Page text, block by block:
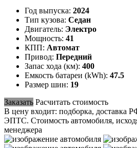
Год выпуска: 2024
Тип кузова: Седан
Двигатель: Электро
Мощность: 41
КПП: Автомат
Привод: Передний
Запас хода (км): 400
Емкость батареи (kWh): 47.5
Размер шин: 19
Заказать Расчитать стоимость
В цену входит: подборка, доставка
ЭПТС. Стоимость автомобиля,
менеджера